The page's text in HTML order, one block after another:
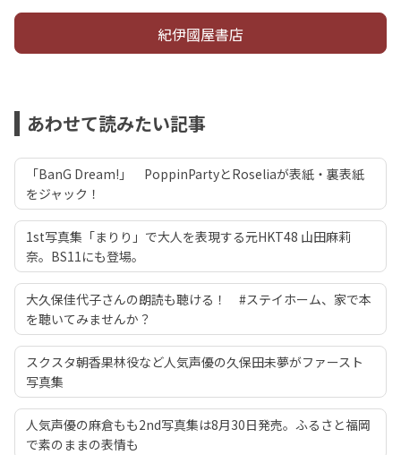
紀伊國屋書店
あわせて読みたい記事
「BanG Dream!」 PoppinPartyとRoseliaが表紙・裏表紙
をジャック！
1st写真集「まりり」で大人を表現する元HKT48 山田麻莉
奈。BS11にも登場。
大久保佳代子さんの朗読も聴ける！ #ステイホーム、家で本
を聴いてみませんか？
スクスタ朝香果林役など人気声優の久保田未夢がファースト
写真集
人気声優の麻倉もも2nd写真集は8月30日発売。ふるさと福岡
で素のままの表情も